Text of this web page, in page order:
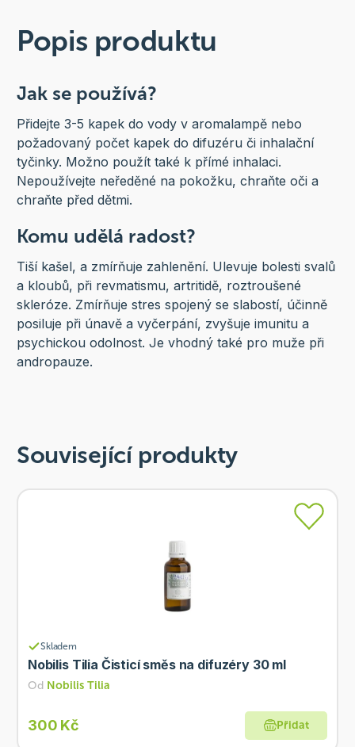
Popis produktu
Jak se používá?
Přidejte 3-5 kapek do vody v aromalampě nebo
požadovaný počet kapek do difuzéru či inhalační
tyčinky. Možno použít také k přímé inhalaci.
Nepoužívejte neředěné na pokožku, chraňte oči a
chraňte před dětmi.
Komu udělá radost?
Tiší kašel, a zmírňuje zahlenění. Ulevuje bolesti svalů
a kloubů, při revmatismu, artritidě, roztroušené
skleróze. Zmírňuje stres spojený se slabostí, účinně
posiluje při únavě a vyčerpání, zvyšuje imunitu a
psychickou odolnost. Je vhodný také pro muže při
andropauze.
Související produkty
Skladem
Nobilis Tilia Čisticí směs na difuzéry 30 ml
Od Nobilis Tilia
300 Kč Přidat